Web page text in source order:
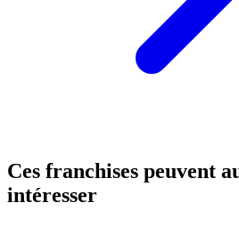
Ces franchises peuvent
intéresser